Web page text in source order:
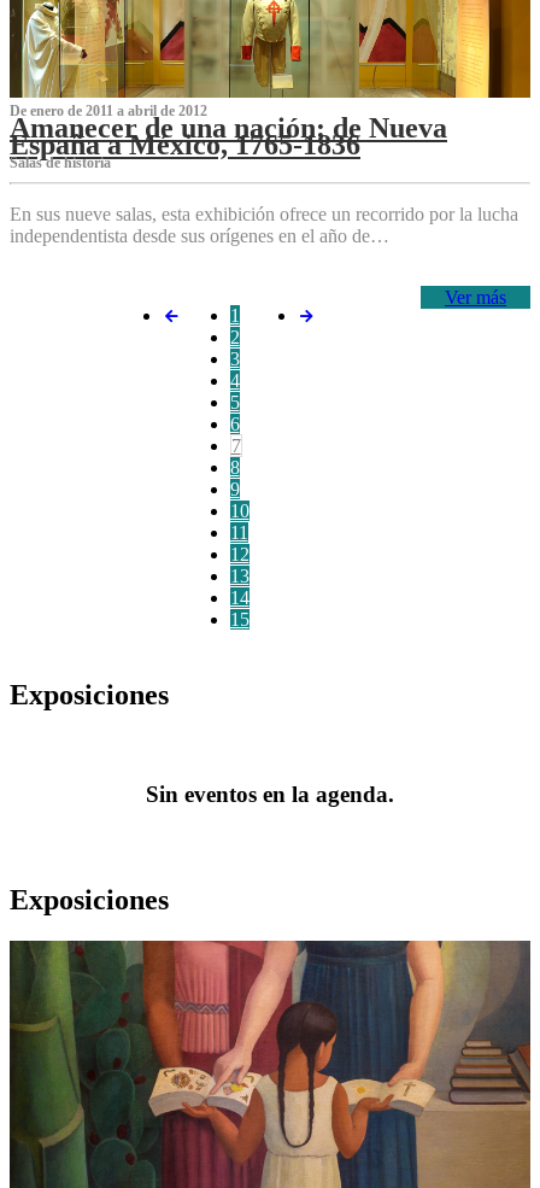
De enero de 2011 a abril de 2012
Amanecer de una nación: de Nueva
España a México, 1765-1836
Salas de historia
En sus nueve salas, esta exhibición ofrece un recorrido por la lucha
independentista desde sus orígenes en el año de…
Ver más
1
2
3
4
5
6
7
8
9
10
11
12
13
14
15
Exposiciones
Sin eventos en la agenda.
Exposiciones